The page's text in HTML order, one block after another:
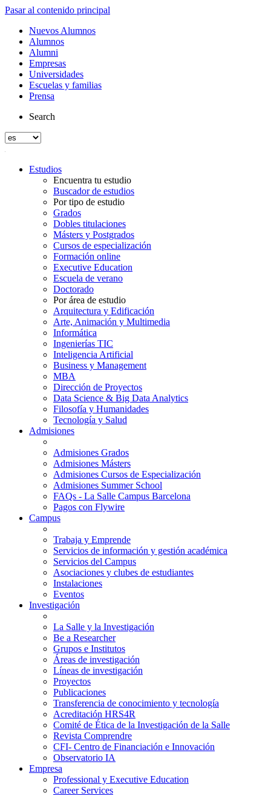
Pasar al contenido principal
Nuevos Alumnos
Alumnos
Alumni
Empresas
Universidades
Escuelas y familias
Prensa
Search
Estudios
Encuentra tu estudio
Buscador de estudios
Por tipo de estudio
Grados
Dobles titulaciones
Másters y Postgrados
Cursos de especialización
Formación online
Executive Education
Escuela de verano
Doctorado
Por área de estudio
Arquitectura y Edificación
Arte, Animación y Multimedia
Informática
Ingenierías TIC
Inteligencia Artificial
Business y Management
MBA
Dirección de Proyectos
Data Science & Big Data Analytics
Filosofía y Humanidades
Tecnología y Salud
Admisiones
Admisiones Grados
Admisiones Másters
Admisiones Cursos de Especialización
Admisiones Summer School
FAQs - La Salle Campus Barcelona
Pagos con Flywire
Campus
Trabaja y Emprende
Servicios de información y gestión académica
Servicios del Campus
Asociaciones y clubes de estudiantes
Instalaciones
Eventos
Investigación
La Salle y la Investigación
Be a Researcher
Grupos e Institutos
Áreas de investigación
Líneas de investigación
Proyectos
Publicaciones
Transferencia de conocimiento y tecnología
Acreditación HRS4R
Comité de Ética de la Investigación de la Salle
Revista Comprendre
CFI- Centro de Financiación e Innovación
Observatorio IA
Empresa
Professional y Executive Education
Career Services